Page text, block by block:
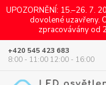
UPOZORNĚNÍ: 15.–26. 7.
dovolené uzavřeny.
zpracovávány od
+420 545 423 683
8:00 - 11:00 12:00 - 16:00